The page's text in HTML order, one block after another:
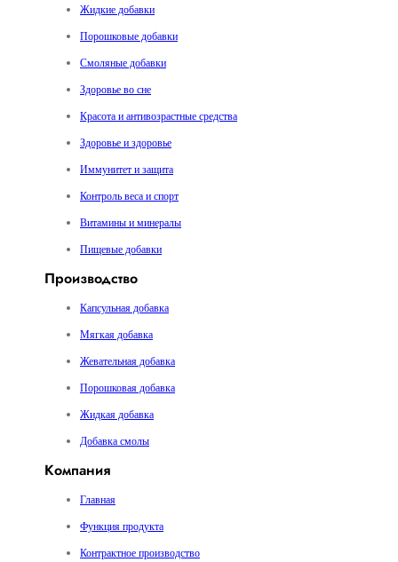
Жидкие добавки
Порошковые добавки
Смоляные добавки
Здоровье во сне
Красота и антивозрастные средства
Здоровье и здоровье
Иммунитет и защита
Контроль веса и спорт
Витамины и минералы
Пищевые добавки
Производство
Капсульная добавка
Мягкая добавка
Жевательная добавка
Порошковая добавка
Жидкая добавка
Добавка смолы
Компания
Главная
Функция продукта
Контрактное производство